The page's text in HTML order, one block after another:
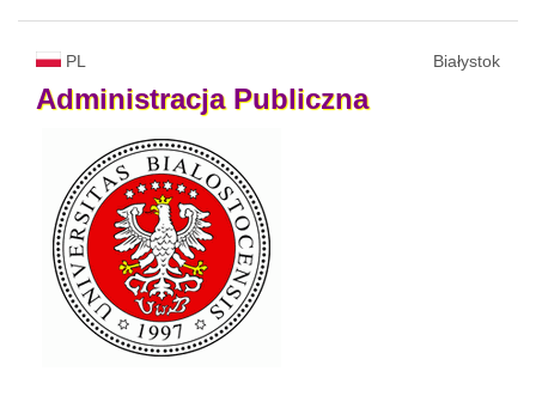
PL Białystok
Administracja Publiczna